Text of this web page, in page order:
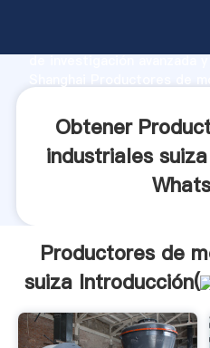
de investigación avanzada
clientes.Obtener
industriales
Productores de
suiza Introducción(